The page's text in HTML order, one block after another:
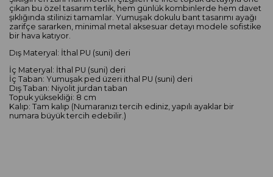
çıkan bu özel tasarım terlik, hem günlük kombinlerde hem davet
şıklığında stilinizi tamamlar. Yumuşak dokulu bant tasarımı ayağı
zarifçe sararken, minimal metal aksesuar detayı modele sofistike
bir hava katıyor.
Dış Materyal: İthal PU (suni) deri
İç Materyal: İthal PU (suni) deri
İç Taban: Yumuşak ped üzeri ithal PU (suni) deri
Dış Taban: Niyolit jurdan taban
Topuk yüksekliği: 8 cm
Kalıp: Tam kalıp (Numaranızı tercih ediniz, yapılı ayaklar bir
numara büyük tercih edebilir.)